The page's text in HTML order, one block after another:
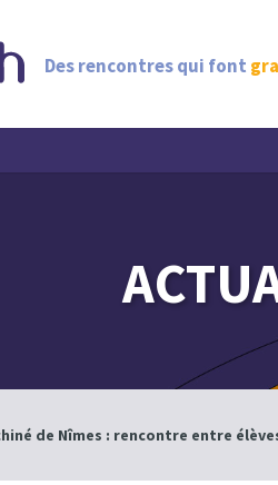
Des rencontres qui font
de Nîmes : rencontre entre